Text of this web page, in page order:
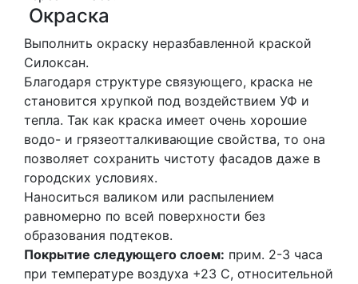
Окраска
Выполнить окраску неразбавленной краской
Силоксан.
Благодаря структуре связующего, краска не
становится хрупкой под воздействием УФ и
тепла. Так как краска имеет очень хорошие
водо- и грязеотталкивающие свойства, то она
позволяет сохранить чистоту фасадов даже в
городских условиях.
Наноситься валиком или распылением
равномерно по всей поверхности без
образования подтеков.
Покрытие следующего слоем: прим. 2-3 часа
при температуре воздуха +23 С, относительной